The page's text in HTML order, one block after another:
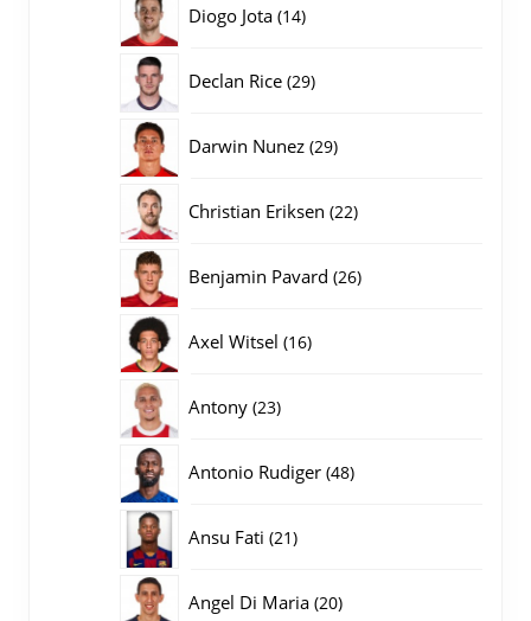
Diogo Jota 1414
Declan Rice 2929
Darwin Nunez 2929
Christian Eriksen 2222
Benjamin Pavard 2626
Axel Witsel 1616
Antony 2323
Antonio Rudiger 4848
Ansu Fati 2121
Angel Di Maria 2020